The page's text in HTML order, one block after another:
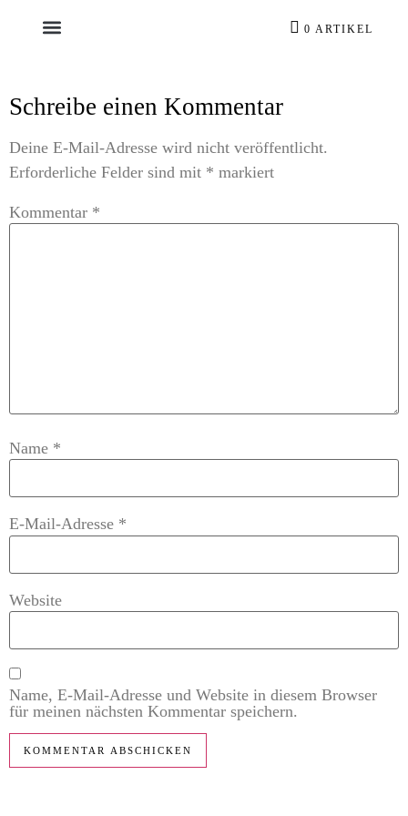
0 ARTIKEL
Schreibe einen Kommentar
Deine E-Mail-Adresse wird nicht veröffentlicht.
Erforderliche Felder sind mit * markiert
Kommentar *
Name *
E-Mail-Adresse *
Website
Name, E-Mail-Adresse und Website in diesem Browser
für meinen nächsten Kommentar speichern.